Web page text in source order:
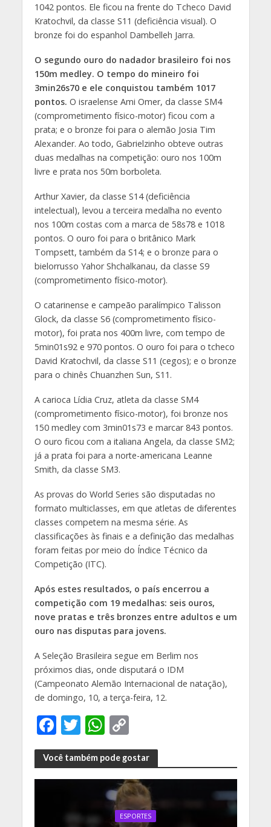
1042 pontos. Ele ficou na frente do Tcheco David
Kratochvil, da classe S11 (deficiência visual). O
bronze foi do espanhol Dambelleh Jarra.
O segundo ouro do nadador brasileiro foi nos
150m medley. O tempo do mineiro foi
3min26s70 e ele conquistou também 1017
pontos. O israelense Ami Omer, da classe SM4
(comprometimento físico-motor) ficou com a
prata; e o bronze foi para o alemão Josia Tim
Alexander. Ao todo, Gabrielzinho obteve outras
duas medalhas na competição: ouro nos 100m
livre e prata nos 50m borboleta.
Arthur Xavier, da classe S14 (deficiência
intelectual), levou a terceira medalha no evento
nos 100m costas com a marca de 58s78 e 1018
pontos. O ouro foi para o britânico Mark
Tompsett, também da S14; e o bronze para o
bielorrusso Yahor Shchalkanau, da classe S9
(comprometimento físico-motor).
O catarinense e campeão paralímpico Talisson
Glock, da classe S6 (comprometimento físico-
motor), foi prata nos 400m livre, com tempo de
5min01s92 e 970 pontos. O ouro foi para o tcheco
David Kratochvil, da classe S11 (cegos); e o bronze
para o chinês Chuanzhen Sun, S11.
A carioca Lídia Cruz, atleta da classe SM4
(comprometimento físico-motor), foi bronze nos
150 medley com 3min01s73 e marcar 843 pontos.
O ouro ficou com a italiana Angela, da classe SM2;
já a prata foi para a norte-americana Leanne
Smith, da classe SM3.
As provas do World Series são disputadas no
formato multiclasses, em que atletas de diferentes
classes competem na mesma série. As
classificações às finais e a definição das medalhas
foram feitas por meio do Índice Técnico da
Competição (ITC).
Após estes resultados, o país encerrou a
competição com 19 medalhas: seis ouros,
nove pratas e três bronzes entre adultos e um
ouro nas disputas para jovens.
A Seleção Brasileira segue em Berlim nos
próximos dias, onde disputará o IDM
(Campeonato Alemão Internacional de natação),
de domingo, 10, a terça-feira, 12.
F
ac
e
b
T
w
itt
er
W
h
at
s
A
p
C
o
p
y
Li
n
Você também pode gostar
ESPORTES